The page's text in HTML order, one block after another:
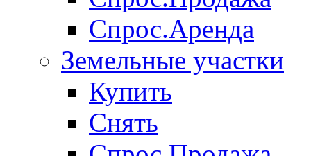
Спрос.Аренда
Земельные участки
Купить
Снять